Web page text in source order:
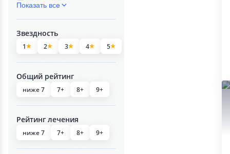
Показать все
Звездность
1 2 3 4 5
Общий рейтинг
ниже 7 7+ 8+ 9+
Рейтинг лечения
ниже 7 7+ 8+ 9+